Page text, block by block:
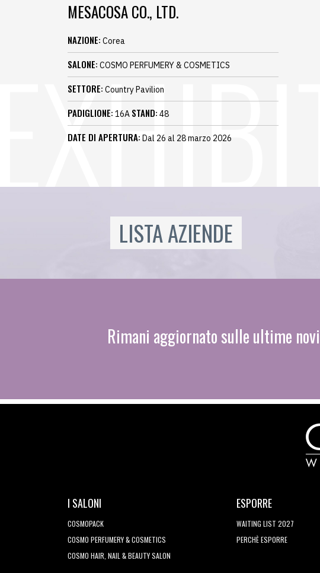
MESACOSA CO., LTD.
NAZIONE: Corea
SALONE: COSMO PERFUMERY & COSMETICS
SETTORE: Country Pavilion
PADIGLIONE: 16A STAND: 48
DATE DI APERTURA: Dal 26 al 28 marzo 2026
LISTA AZIENDE
Rimani aggiornato sulle ultime
I SALONI
COSMOPACK
COSMO PERFUMERY & COSMETICS
COSMO HAIR, NAIL & BEAUTY SALON
ESPORRE
WAITING LIST 2027
PERCHÈ ESPORRE